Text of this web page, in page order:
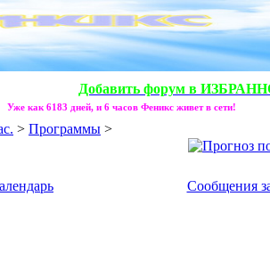
Добавить форум в
Уже как 6183 дней, и 6 часов Феникс живет в сети!
> Программы >
Сообщения